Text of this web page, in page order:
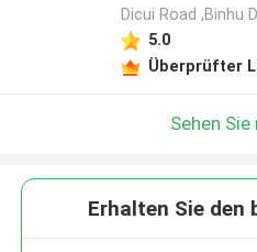
Dicui Road ,Binhu
5.0
Überprüfter
Sehen Sie
Erhalten Sie den